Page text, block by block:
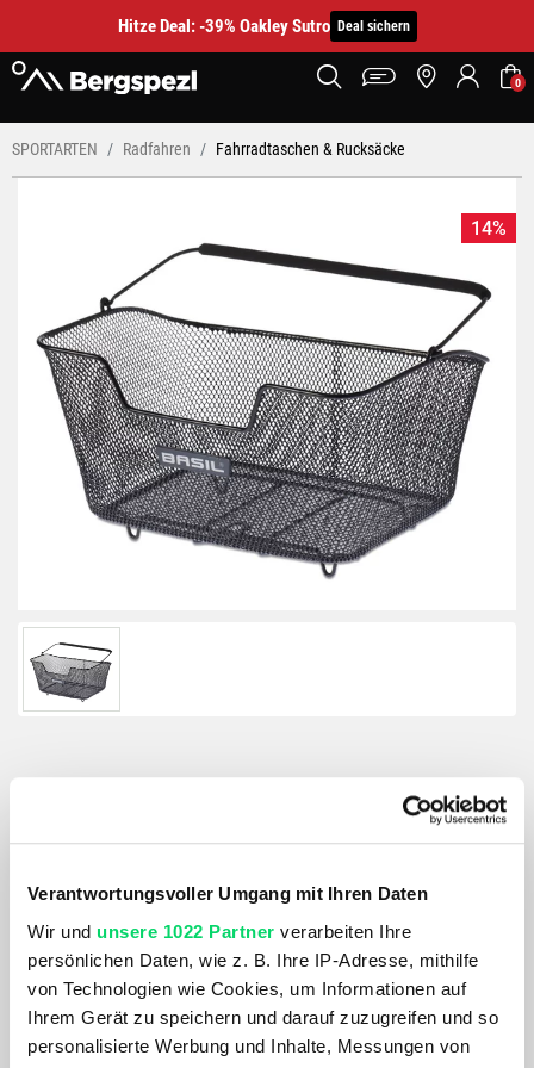
Verantwortungsvoller Umgang mit Ihren Daten
Wir und unsere 1022 Partner verarbeiten Ihre
persönlichen Daten, wie z. B. Ihre IP-Adresse, mithilfe
von Technologien wie Cookies, um Informationen auf
Ihrem Gerät zu speichern und darauf zuzugreifen und so
personalisierte Werbung und Inhalte, Messungen von
Hitze Deal: -39% Oakley Sutro Deal sichern
0
SPORTARTEN Radfahren Fahrradtaschen & Rucksäcke
14%
GRÖSSE VARIANTE WÄHLEN
BLACK-SLATE
34,99 €